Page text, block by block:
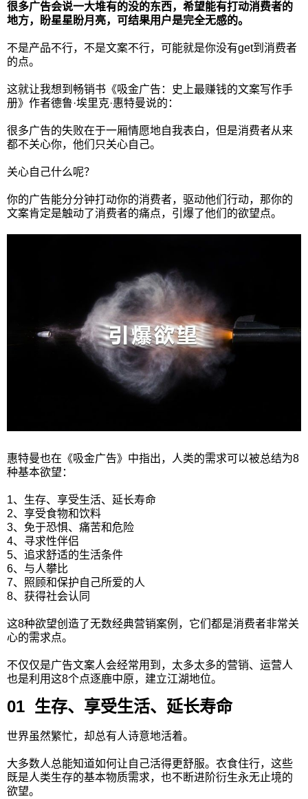
很多广告会说一大堆有的没的东西，希望能有打动消费者的
地方，盼星星盼月亮，可结果用户是完全无感的。
不是产品不行，不是文案不行，可能就是你没有get到消费者
的点。
这就让我想到畅销书《吸金广告：史上最赚钱的文案写作手
册》作者德鲁·埃里克·惠特曼说的：
很多广告的失败在于一厢情愿地自我表白，但是消费者从来
都不关心你，他们只关心自己。
关心自己什么呢？
你的广告能分分钟打动你的消费者，驱动他们行动，那你的
文案肯定是触动了消费者的痛点，引爆了他们的欲望点。
惠特曼也在《吸金广告》中指出，人类的需求可以被总结为8
种基本欲望：
1、生存、享受生活、延长寿命
2、享受食物和饮料
3、免于恐惧、痛苦和危险
4、寻求性伴侣
5、追求舒适的生活条件
6、与人攀比
7、照顾和保护自己所爱的人
8、获得社会认同
这8种欲望创造了无数经典营销案例，它们都是消费者非常关
心的需求点。
不仅仅是广告文案人会经常用到，太多太多的营销、运营人
也是利用这8个点逐鹿中原，建立江湖地位。
01 生存、享受生活、延长寿命
世界虽然繁忙，却总有人诗意地活着。
大多数人总能知道如何让自己活得更舒服。衣食住行，这些
既是人类生存的基本物质需求，也不断进阶衍生永无止境的
欲望。